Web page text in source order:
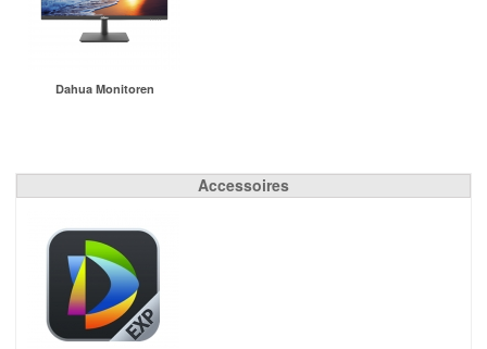
Dahua Monitoren
Accessoires